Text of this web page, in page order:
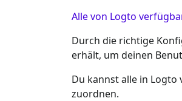
Alle von Logto
Durch die richtige
erhält, um deinen
Du kannst alle in
zuordnen.